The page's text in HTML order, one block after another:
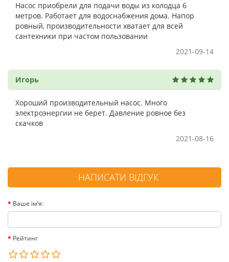
Насос приобрели для подачи воды из колодца 6
метров. Работает для водоснабжения дома. Напор
ровный, производительности хватает для всей
сантехники при частом пользовании
2021-09-14
Игорь
Хороший производительный насос. Много
электроэнергии не берет. Давление ровное без
скачков
2021-08-16
НАПИСАТИ ВІДГУК
Ваше ім’я:
Рейтинг